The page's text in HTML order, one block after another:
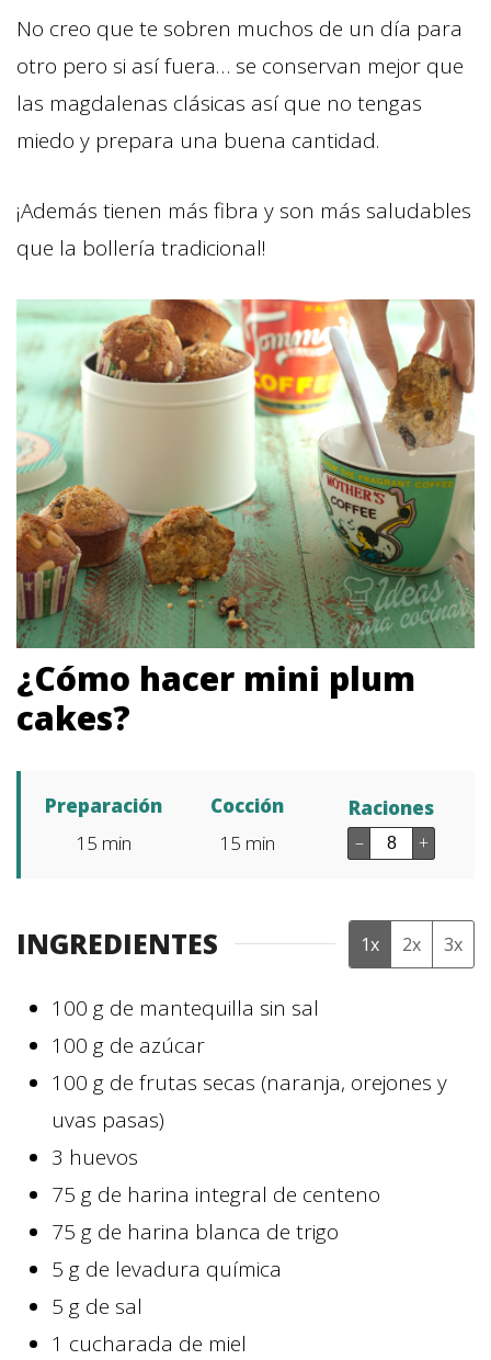
No creo que te sobren muchos de un día para
otro pero si así fuera… se conservan mejor que
las magdalenas clásicas así que no tengas
miedo y prepara una buena cantidad.
¡Además tienen más fibra y son más saludables
que la bollería tradicional!
¿Cómo hacer mini plum
cakes?
Preparación
15 min
Cocción
15 min
Raciones
– +
INGREDIENTES 1x 2x 3x
100 g de mantequilla sin sal
100 g de azúcar
100 g de frutas secas (naranja, orejones y
uvas pasas)
3 huevos
75 g de harina integral de centeno
75 g de harina blanca de trigo
5 g de levadura química
5 g de sal
1 cucharada de miel